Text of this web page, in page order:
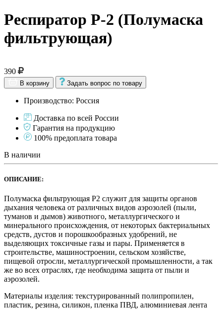
Респиратор Р-2 (Полумаска
фильтрующая)
390
В корзину Задать вопрос по товару
Производство: Россия
Доставка по всей России
Гарантия на продукцию
100% предоплата товара
В наличии
ОПИСАНИЕ:
Полумаска фильтрующая Р2 служит для защиты органов
дыхания человека от различных видов аэрозолей (пыли,
туманов и дымов) животного, металлургического и
минерального происхождения, от некоторых бактериальных
средств, дустов и порошкообразных удобрений, не
выделяющих токсичные газы и пары. Применяется в
строительстве, машиностроении, сельском хозяйстве,
пищевой отросли, металлургической промышленности, а так
же во всех отраслях, где необходима защита от пыли и
аэрозолей.
Материалы изделия: текстурированный полипропилен,
пластик, резина, силикон, пленка ПВД, алюминиевая лента